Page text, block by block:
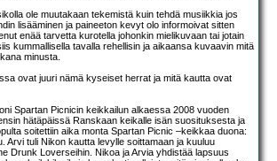
ole muutakaan tekemistä kuin tehdä musiikkia jos
lisääminen ja paineeton kevyt olo informoivat sitten
enää tarvetta kurotella johonkin mielikuvaan tai jotain
kummallisella tavalla rehellisin ja aikaansa kuvaavin mitä
minusta.
ovat juuri nämä kyseiset herrat ja mitä kautta ovat
Spartan Picnicin keikkailun alkaessa 2008 vuoden
hätäpäissä Ranskaan keikalle isän suosituksesta ja
soitettiin aika monta Spartan Picnic –keikkaa duona:
Arvi tuli Nikon kautta levylle soittamaan ja kuuluu
Drunk Loverseihin. Nikoa ja Arvia yhdistää lapsuus